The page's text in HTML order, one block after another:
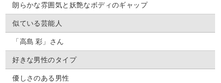
朗らかな雰囲気と妖艶なボディのギャップ
似ている芸能人
「高島 彩」さん
好きな男性のタイプ
優しさのある男性